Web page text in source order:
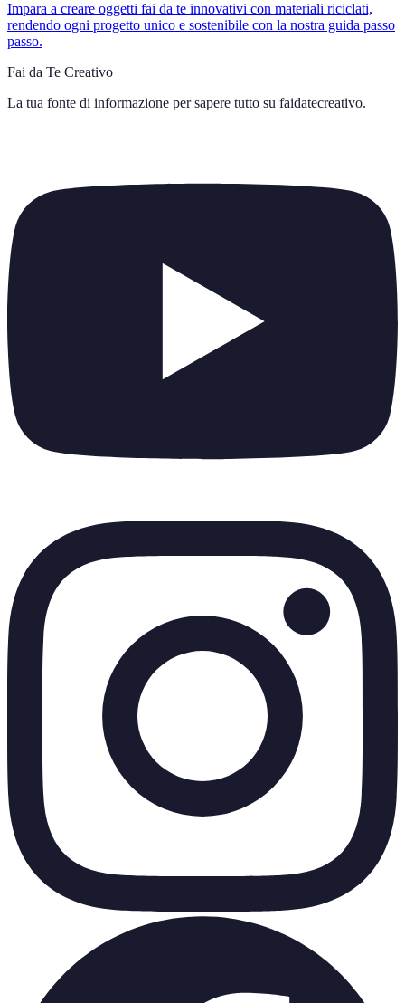
Impara a creare oggetti fai da te innovativi con materiali riciclati,
rendendo ogni progetto unico e sostenibile con la nostra guida passo
passo.
Fai da Te Creativo
La tua fonte di informazione per sapere tutto su faidatecreativo.